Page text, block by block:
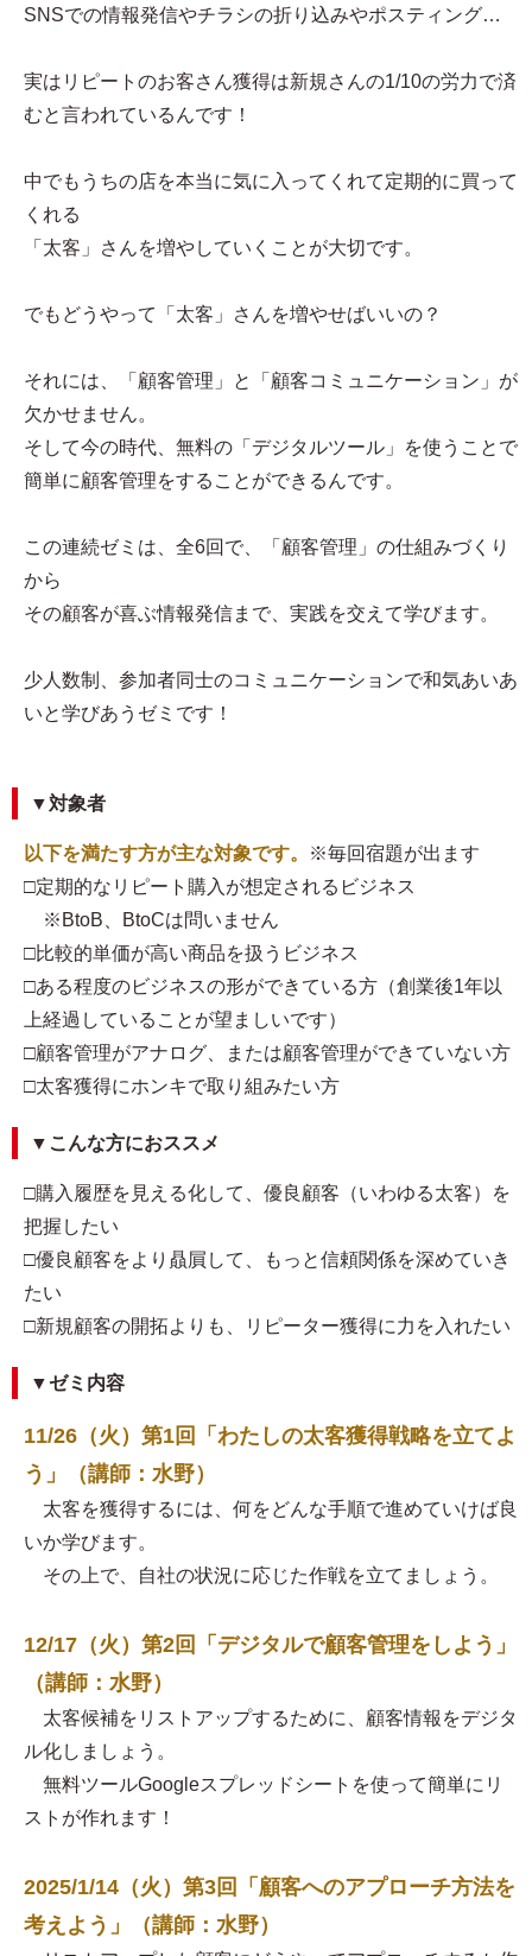
SNSでの情報発信やチラシの折り込みやポスティング…
実はリピートのお客さん獲得は新規さんの1/10の労力で済
むと言われているんです！
中でもうちの店を本当に気に入ってくれて定期的に買って
くれる
「太客」さんを増やしていくことが大切です。
でもどうやって「太客」さんを増やせばいいの？
それには、「顧客管理」と「顧客コミュニケーション」が
欠かせません。
そして今の時代、無料の「デジタルツール」を使うことで
簡単に顧客管理をすることができるんです。
この連続ゼミは、全6回で、「顧客管理」の仕組みづくり
から
その顧客が喜ぶ情報発信まで、実践を交えて学びます。
少人数制、参加者同士のコミュニケーションで和気あいあ
いと学びあうゼミです！
▼対象者
以下を満たす方が主な対象です。
※毎回宿題が出ます
□定期的なリピート購入が想定されるビジネス
※BtoB、BtoCは問いません
□比較的単価が高い商品を扱うビジネス
□ある程度のビジネスの形ができている方（創業後1年以
上経過していることが望ましいです）
□顧客管理がアナログ、または顧客管理ができていない方
□太客獲得にホンキで取り組みたい方
▼こんな方におススメ
□購入履歴を見える化して、優良顧客（いわゆる太客）を
把握したい
□優良顧客をより贔屓して、もっと信頼関係を深めていき
たい
□新規顧客の開拓よりも、リピーター獲得に力を入れたい
▼ゼミ内容
11/26（火）第1回「わたしの太客獲得戦略を立てよ
う」（講師：水野）
太客を獲得するには、何をどんな手順で進めていけば良
いか学びます。
その上で、自社の状況に応じた作戦を立てましょう。
12/17（火）第2回「デジタルで顧客管理をしよう」
（講師：水野）
太客候補をリストアップするために、顧客情報をデジタ
ル化しましょう。
無料ツールGoogleスプレッドシートを使って簡単にリ
ストが作れます！
2025/1/14（火）第3回「顧客へのアプローチ方法を
考えよう」（講師：水野）